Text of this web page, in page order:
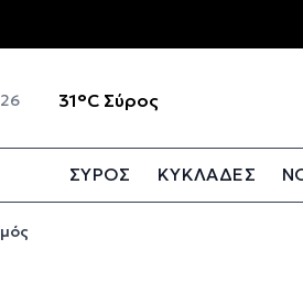
περιεχόμενο
31°C Σύρος
ΣΥΡΟΣ ΚΥΚΛΑΔΕΣ